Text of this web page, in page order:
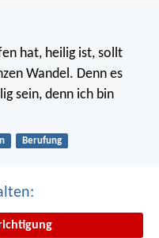
hat, heilig ist, sollt
Wandel. Denn es
sein, denn ich bin
Berufung